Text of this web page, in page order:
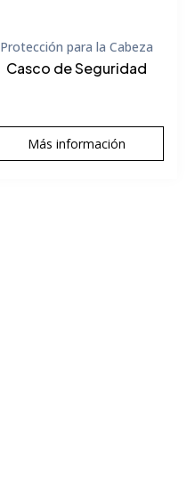
Protección para la Cabeza
Casco de Seguridad
Más información